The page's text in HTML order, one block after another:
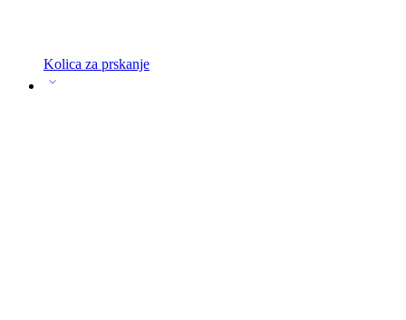
Kolica za prskanje